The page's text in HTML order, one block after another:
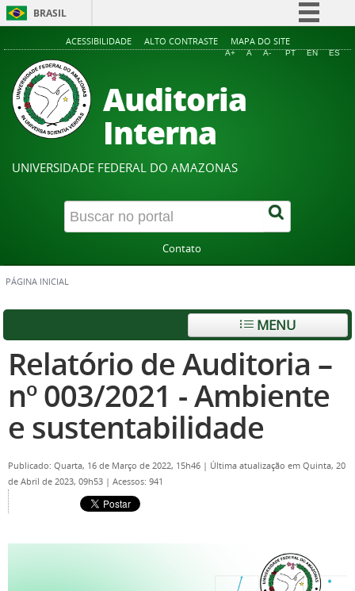
BRASIL
Simplifique!
Acesso à informação
Canais
ACESSIBILIDADE ALTO CONTRASTE MAPA DO SITE
A+ A A- PT EN ES
Auditoria
Interna
UNIVERSIDADE FEDERAL DO AMAZONAS
Contato
PÁGINA INICIAL
MENU
Relatório de Auditoria –
nº 003/2021 - Ambiente
e sustentabilidade
Publicado: Quarta, 16 de Março de 2022, 15h46 | Última atualização em Quinta, 20
de Abril de 2023, 09h53 | Acessos: 941